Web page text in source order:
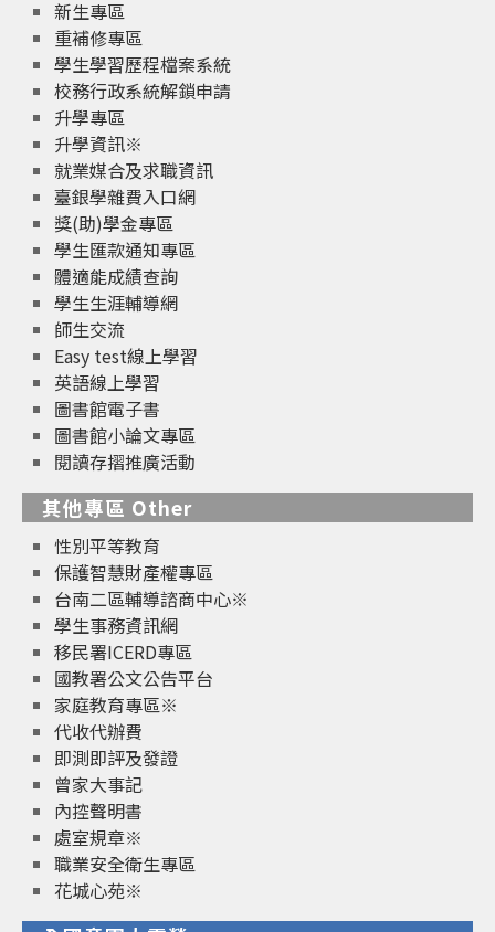
新生專區
重補修專區
學生學習歷程檔案系統
校務行政系統解鎖申請
升學專區
升學資訊※
就業媒合及求職資訊
臺銀學雜費入口網
獎(助)學金專區
學生匯款通知專區
體適能成績查詢
學生生涯輔導網
師生交流
Easy test線上學習
英語線上學習
圖書館電子書
圖書館小論文專區
閱讀存摺推廣活動
其他專區 Other
性別平等教育
保護智慧財產權專區
台南二區輔導諮商中心※
學生事務資訊網
移民署ICERD專區
國教署公文公告平台
家庭教育專區※
代收代辦費
即測即評及發證
曾家大事記
內控聲明書
處室規章※
職業安全衛生專區
花城心苑※